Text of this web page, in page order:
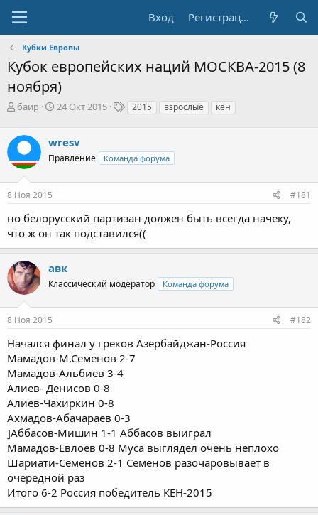
Вход Регистрация
Кубки Европы
Кубок европейских наций МОСКВА-2015 (8
ноября)
А
о
р
т
е
м
баир
Д
а
н
ч
а
24 Окт 2015
Т2015 взрослые кен
wresv
Правление Команда форума
8 Ноя 2015 #181
но белорусский партизан должен быть всегда начеку,
что ж он так подставился((
авк
Классический модератор Команда форума
8 Ноя 2015 #182
Начался финал у греков Азербайджан-Россия
Мамадов-М.Семенов 2-7
Мамадов-Альбиев 3-4
Алиев- Денисов 0-8
Алиев-Чахиркин 0-8
Ахмадов-Абачараев 0-3
]Аббасов-Мишин 1-1 Аббасов выиграл
Мамадов-Евлоев 0-8 Муса выглядел очень неплохо
Шариати-Семенов 2-1 Семенов разочаровывает в
очередной раз
Итого 6-2 Россия победитель КЕН-2015